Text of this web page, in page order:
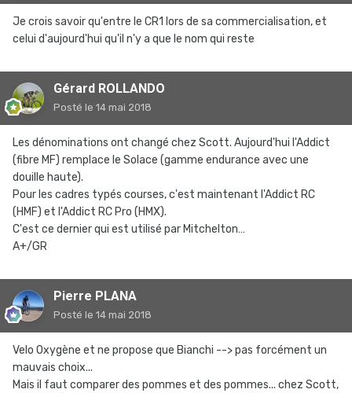
Je crois savoir qu'entre le CR1 lors de sa commercialisation, et
celui d'aujourd'hui qu'il n'y a que le nom qui reste
Gérard ROLLANDO
Posté le 14 mai 2018
Les dénominations ont changé chez Scott. Aujourd'hui l'Addict
(fibre MF) remplace le Solace (gamme endurance avec une
douille haute).
Pour les cadres typés courses, c'est maintenant l'Addict RC
(HMF) et l'Addict RC Pro (HMX).
C'est ce dernier qui est utilisé par Mitchelton…
A+/GR
Pierre PLANA
Posté le 14 mai 2018
Velo Oxygène et ne propose que Bianchi --> pas forcément un
mauvais choix...
Mais il faut comparer des pommes et des pommes... chez Scott,